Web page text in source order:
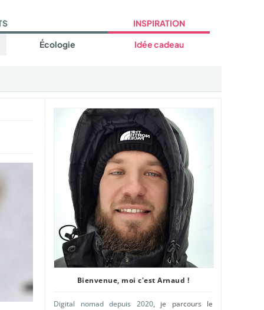
Écologie
INSPIRATION
Idée cadeau
Bienvenue, moi c'est Arnaud !
Digital nomad depuis 2020, je parcours le